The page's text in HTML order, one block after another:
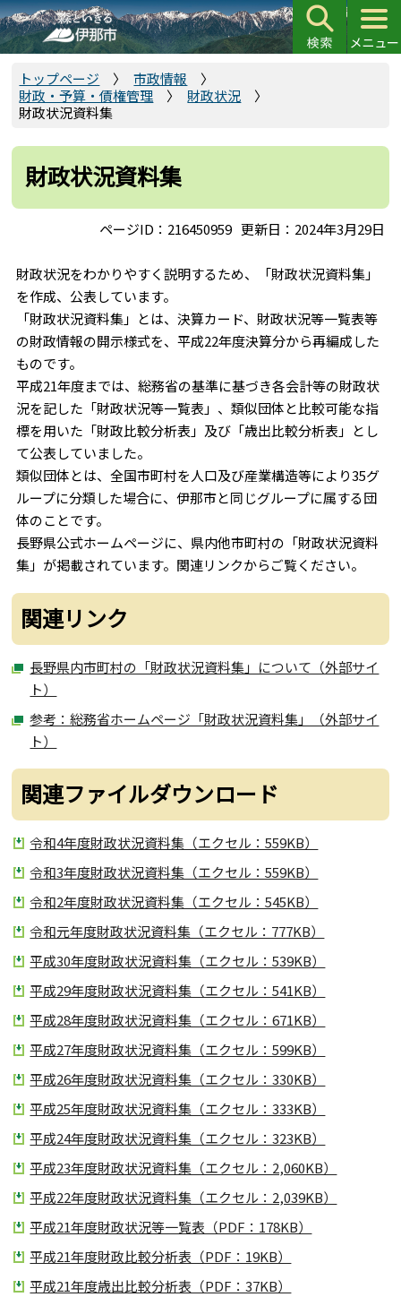
こ
の
ペ
先
トップページ
市政情報
財政・予算・債権管理
財政状況
財政状況資料集
財政状況資料集
ページID：216450959 更新日：2024年3月29日
財政状況をわかりやすく説明するため、「財政状況資料集」
を作成、公表しています。
「財政状況資料集」とは、決算カード、財政状況等一覧表等
の財政情報の開示様式を、平成22年度決算分から再編成した
ものです。
平成21年度までは、総務省の基準に基づき各会計等の財政状
況を記した「財政状況等一覧表」、類似団体と比較可能な指
標を用いた「財政比較分析表」及び「歳出比較分析表」とし
て公表していました。
類似団体とは、全国市町村を人口及び産業構造等により35グ
ループに分類した場合に、伊那市と同じグループに属する団
体のことです。
長野県公式ホームページに、県内他市町村の「財政状況資料
集」が掲載されています。関連リンクからご覧ください。
関連リンク
長野県内市町村の「財政状況資料集」について（外部サイ
ト）
参考：総務省ホームページ「財政状況資料集」（外部サイ
ト）
関連ファイルダウンロード
令和4年度財政状況資料集（エクセル：559KB）
令和3年度財政状況資料集（エクセル：559KB）
令和2年度財政状況資料集（エクセル：545KB）
令和元年度財政状況資料集（エクセル：777KB）
平成30年度財政状況資料集（エクセル：539KB）
平成29年度財政状況資料集（エクセル：541KB）
平成28年度財政状況資料集（エクセル：671KB）
平成27年度財政状況資料集（エクセル：599KB）
平成26年度財政状況資料集（エクセル：330KB）
平成25年度財政状況資料集（エクセル：333KB）
平成24年度財政状況資料集（エクセル：323KB）
平成23年度財政状況資料集（エクセル：2,060KB）
平成22年度財政状況資料集（エクセル：2,039KB）
平成21年度財政状況等一覧表（PDF：178KB）
平成21年度財政比較分析表（PDF：19KB）
平成21年度歳出比較分析表（PDF：37KB）